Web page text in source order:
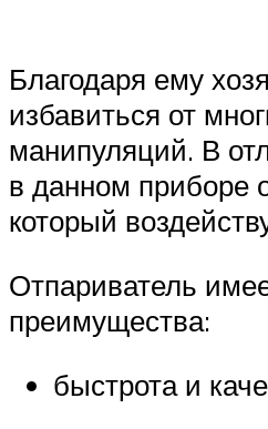
Благодаря ему
избавиться от
манипуляций. В
в данном приборе
который
Отпариватель
преимущества:
быстрота и